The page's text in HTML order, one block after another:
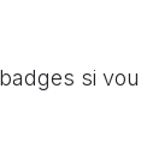
si